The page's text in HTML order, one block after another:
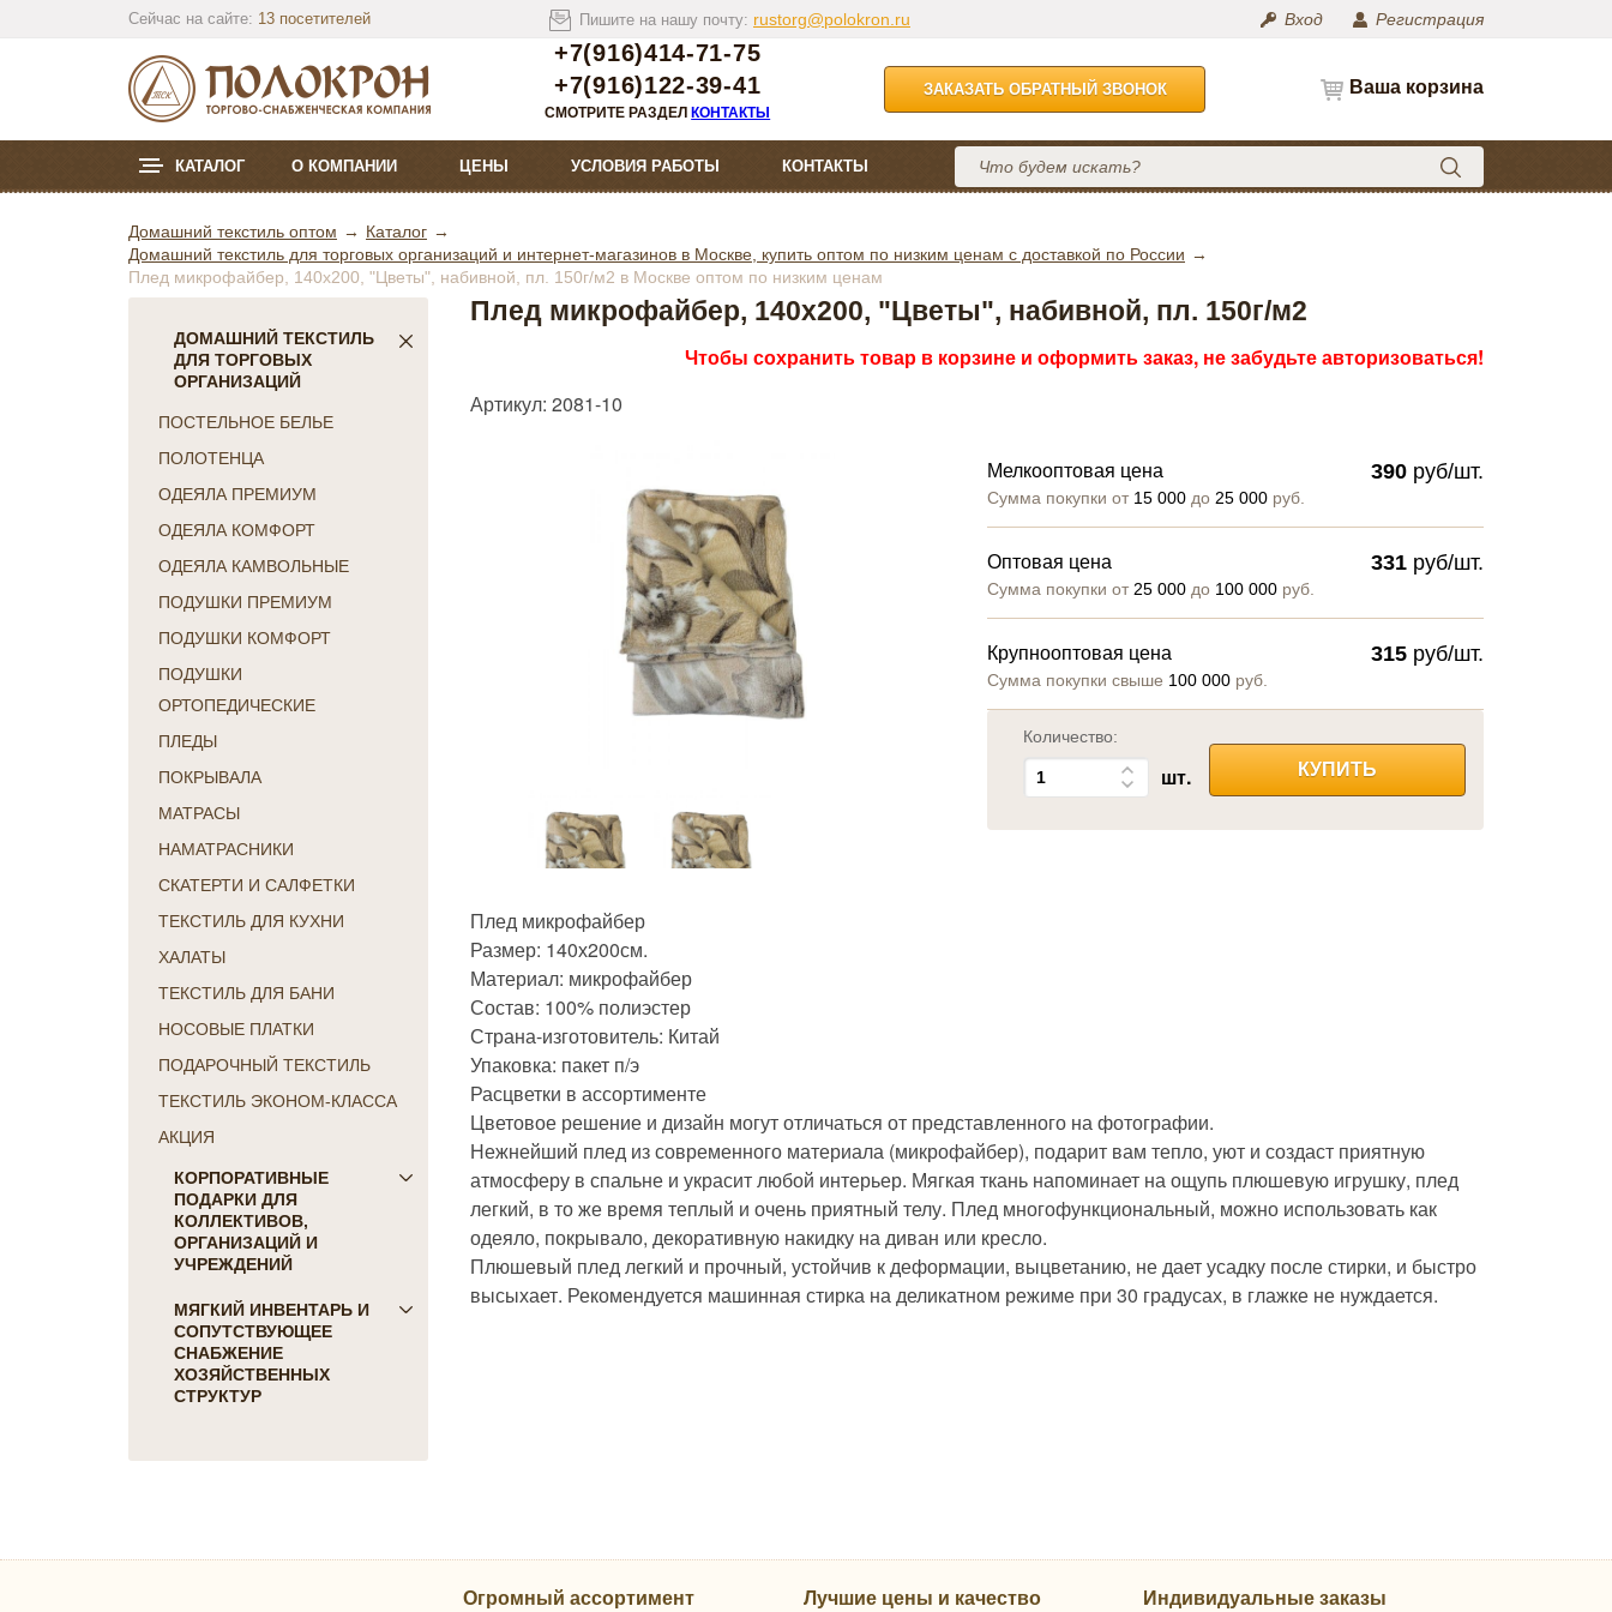
Сейчас на сайте: 13 посетителей Пишите на нашу почту: rustorg@polokron.ru Вход Регистрация
+7(916)414-71-75
+7(916)122-39-41
СМОТРИТЕ РАЗДЕЛКОНТАКТЫ
ЗАКАЗАТЬ ОБРАТНЫЙ ЗВОНОК Ваша корзина
КАТАЛОГ О КОМПАНИИ ЦЕНЫ УСЛОВИЯ РАБОТЫ КОНТАКТЫ
Домашний текстиль оптом
Каталог
Домашний текстиль для торговых организаций и интернет-магазинов в Москве, купить оптом по низким ценам с доставкой по России
Плед микрофайбер, 140х200, "Цветы", набивной, пл. 150г/м2 в Москве оптом по низким ценам
ДОМАШНИЙ ТЕКСТИЛЬ
ДЛЯ ТОРГОВЫХ
ОРГАНИЗАЦИЙ
ПОСТЕЛЬНОЕ БЕЛЬЕ
ПОЛОТЕНЦА
ОДЕЯЛА ПРЕМИУМ
ОДЕЯЛА КОМФОРТ
ОДЕЯЛА КАМВОЛЬНЫЕ
ПОДУШКИ ПРЕМИУМ
ПОДУШКИ КОМФОРТ
ПОДУШКИ
ОРТОПЕДИЧЕСКИЕ
ПЛЕДЫ
ПОКРЫВАЛА
МАТРАСЫ
НАМАТРАСНИКИ
СКАТЕРТИ И САЛФЕТКИ
ТЕКСТИЛЬ ДЛЯ КУХНИ
ХАЛАТЫ
ТЕКСТИЛЬ ДЛЯ БАНИ
НОСОВЫЕ ПЛАТКИ
ПОДАРОЧНЫЙ ТЕКСТИЛЬ
ТЕКСТИЛЬ ЭКОНОМ-КЛАССА
АКЦИЯ
КОРПОРАТИВНЫЕ
ПОДАРКИ ДЛЯ
КОЛЛЕКТИВОВ,
ОРГАНИЗАЦИЙ И
УЧРЕЖДЕНИЙ
ПОДАРКИ ДЛЯ КОГО:
Женщинам
Коллегам
Мужчинам
День Победы
МЯГКИЙ ИНВЕНТАРЬ И
СОПУТСТВУЮЩЕЕ
СНАБЖЕНИЕ
ХОЗЯЙСТВЕННЫХ
СТРУКТУР
Плед микрофайбер, 140х200, "Цветы", набивной, пл. 150г/м2
Чтобы сохранить товар в корзине и оформить заказ, не забудьте авторизоваться!
Артикул: 2081-10
Мелкооптовая цена
Сумма покупки от 15 000до 25 000руб.
390 руб/шт.
Оптовая цена
Сумма покупки от 25 000до 100 000руб.
331 руб/шт.
Крупнооптовая цена
Сумма покупки свыше 100 000руб.
315 руб/шт.
Количество:
шт. КУПИТЬ
Плед микрофайбер
Размер: 140х200см.
Материал: микрофайбер
Состав: 100% полиэстер
Страна-изготовитель: Китай
Упаковка: пакет п/э
Расцветки в ассортименте
Цветовое решение и дизайн могут отличаться от представленного на фотографии.
Нежнейший плед из современного материала (микрофайбер), подарит вам тепло, уют и создаст приятную
атмосферу в спальне и украсит любой интерьер. Мягкая ткань напоминает на ощупь плюшевую игрушку, плед
легкий, в то же время теплый и очень приятный телу. Плед многофункциональный, можно использовать как
одеяло, покрывало, декоративную накидку на диван или кресло.
Плюшевый плед легкий и прочный, устойчив к деформации, выцветанию, не дает усадку после стирки, и быстро
высыхает. Рекомендуется машинная стирка на деликатном режиме при 30 градусах, в глажке не нуждается.
Огромный ассортимент Лучшие цены и качество Индивидуальные заказы